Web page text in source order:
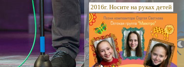
2016г. Носите на руках детей